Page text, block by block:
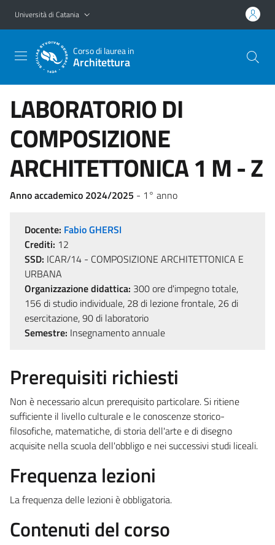
Vai al contenuto principale
Vai al menu di navigazione
Università di Catania
Corso di laurea in
Architettura
LABORATORIO DI
COMPOSIZIONE
ARCHITETTONICA 1 M - Z
Anno accademico 2024/2025 - 1° anno
Docente: Fabio GHERSI
Crediti: 12
SSD: ICAR/14 - COMPOSIZIONE ARCHITETTONICA E
URBANA
Organizzazione didattica: 300 ore d'impegno totale,
156 di studio individuale, 28 di lezione frontale, 26 di
esercitazione, 90 di laboratorio
Semestre: Insegnamento annuale
Prerequisiti richiesti
Non è necessario alcun prerequisito particolare. Si ritiene
sufficiente il livello culturale e le conoscenze storico-
filosofiche, matematiche, di storia dell'arte e di disegno
acquisite nella scuola dell'obbligo e nei successivi studi liceali.
Frequenza lezioni
La frequenza delle lezioni è obbligatoria.
Contenuti del corso